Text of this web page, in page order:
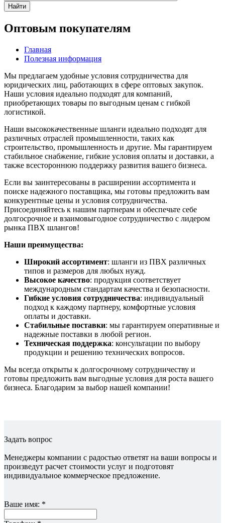
Найти
Оптовым покупателям
Главная
Полезная информация
Мы предлагаем удобные условия сотрудничества для
юридических лиц, работающих в сфере оптовых закупок.
Наши условия идеально подходят для компаний,
приобретающих товары по выгодным ценам с гибкой
логистикой.
Наши высококачественные шланги идеально подходят для
различных отраслей промышленности, таких как
строительство, промышленность и другие. Мы гарантируем
стабильное снабжение, гибкие условия оплаты и доставки, а
также всестороннюю поддержку развития вашего бизнеса.
Если вы заинтересованы в расширении ассортимента и
поиске надежного поставщика, мы готовы предложить вам
конкурентные цены и условия сотрудничества.
Присоединяйтесь к нашим партнерам и обеспечьте себе
долгосрочное и взаимовыгодное сотрудничество с лидером
рынка ПВХ шлангов!
Наши преимущества:
Широкий ассортимент: шланги из ПВХ различных
типов и размеров для любых нужд.
Высокое качество: продукция соответствует
международным стандартам качества и безопасности.
Гибкие условия сотрудничества: индивидуальный
подход к каждому партнеру, комфортные условия
оплаты и доставки.
Стабильные поставки: мы гарантируем оперативные и
надежные поставки в любой регион.
Техническая поддержка: консультации по выбору
продукции и решению технических вопросов.
Мы всегда открыты к долгосрочному сотрудничеству и
готовы предложить вам выгодные условия для роста вашего
бизнеса. Благодарим за выбор нашей компании!
Задать вопрос
Менеджеры компании с радостью ответят на ваши вопросы и
произведут расчет стоимости услуг и подготовят
индивидуальное коммерческое предложение.
Ваше имя: *